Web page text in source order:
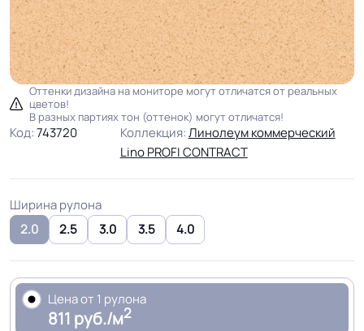
Оттенки дизайна на мониторе могут отличатся от реальных
цветов!
В разных партиях тон (оттенок) могут отличатся!
Код:743720 Коллекция:Линолеум коммерческий
Lino PROFI CONTRACT
Ширина рулона
2.0
2.5 3.0 3.5 4.0
Цена от 1 рулона
811 руб./м2